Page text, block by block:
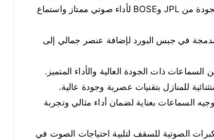
سماعات سقف JPL وBOSE، توفير سماعات عالية الجودة من JPL وBOSE لأداء صوتي ممتاز واستماع
في جبس البورد لإضافة عنصر جمالي إلى
ذات الجودة العالية والأداء المتميز.
للمنازل بتقنيات عصرية وجودة عالية.
بعناية لضمان أداء مثالي وتجربة
الصوتية للسقف لتلبية احتياجات الصوت في